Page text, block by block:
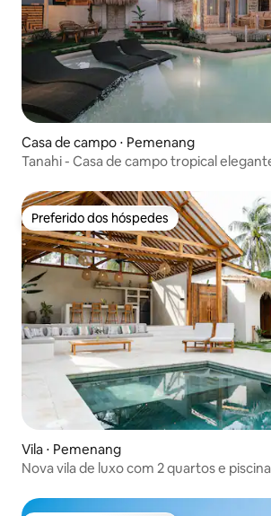
Casa de campo ⋅ Pemenang
Tanahi - Casa de campo tropical
Preferido dos hóspedes
Preferido dos hóspedes
Vila ⋅ Pemenang
Nova vila de luxo com 2 quartos e